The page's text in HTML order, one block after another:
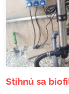
Stihnú sa